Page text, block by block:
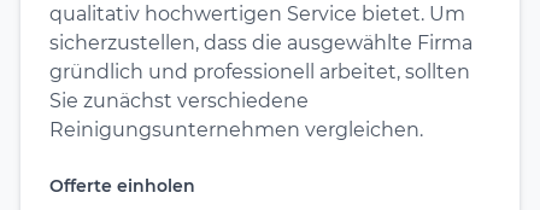
qualitativ hochwertigen Service bietet. Um
sicherzustellen, dass die ausgewählte Firma
gründlich und professionell arbeitet, sollten
Sie zunächst verschiedene
Reinigungsunternehmen vergleichen.
Offerte einholen